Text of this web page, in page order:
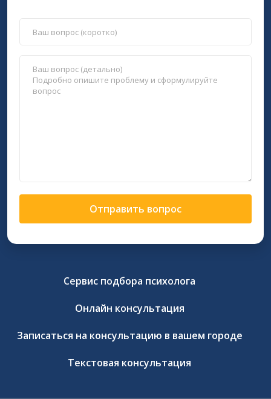
Отправить вопрос
Сервис подбора психолога
Онлайн консультация
Записаться на консультацию в вашем городе
Текстовая консультация